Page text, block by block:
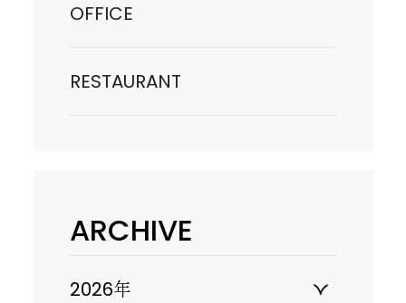
OFFICE
RESTAURANT
ARCHIVE
2026年